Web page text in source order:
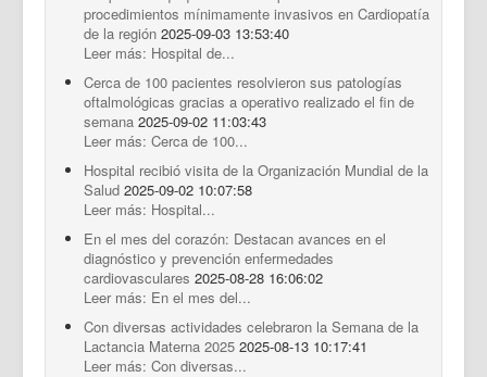
procedimientos mínimamente invasivos en Cardiopatía
de la región 2025-09-03 13:53:40
Leer más: Hospital de...
Cerca de 100 pacientes resolvieron sus patologías
oftalmológicas gracias a operativo realizado el fin de
semana 2025-09-02 11:03:43
Leer más: Cerca de 100...
Hospital recibió visita de la Organización Mundial de la
Salud 2025-09-02 10:07:58
Leer más: Hospital...
En el mes del corazón: Destacan avances en el
diagnóstico y prevención enfermedades
cardiovasculares 2025-08-28 16:06:02
Leer más: En el mes del...
Con diversas actividades celebraron la Semana de la
Lactancia Materna 2025 2025-08-13 10:17:41
Leer más: Con diversas...